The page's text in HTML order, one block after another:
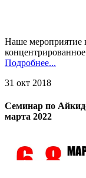
Наше мероприятие
Подробнее...
31 окт 2018
Семинар по
марта 2022